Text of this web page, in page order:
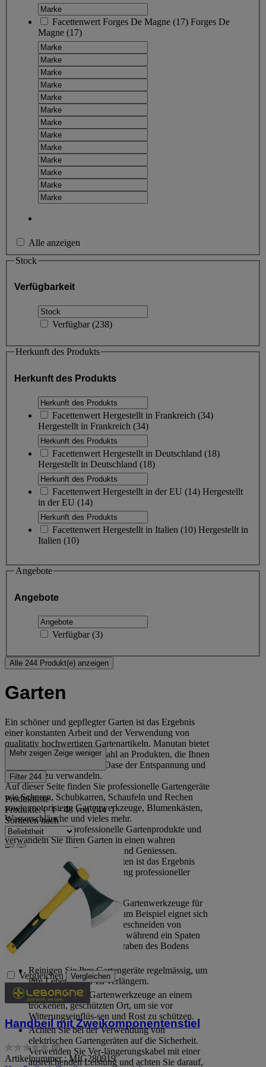
Facettenwert Forges De Magne (17) Forges De
Magne (17)
Alle anzeigen
Stock
Verfügbarkeit
Verfügbar(238)
Herkunft des Produkts
Herkunft des Produkts
Facettenwert Hergestellt in Frankreich (34)
Hergestellt in Frankreich (34)
Facettenwert Hergestellt in Deutschland (18)
Hergestellt in Deutschland (18)
Facettenwert Hergestellt in der EU (14) Hergestellt
in der EU (14)
Facettenwert Hergestellt in Italien (10) Hergestellt in
Italien (10)
Angebote
Angebote
Verfügbar(3)
Alle 244 Produkt(e) anzeigen
Garten
Ein schöner und gepflegter Garten ist das Ergebnis
einer konstanten Arbeit und der Verwendung von
qualitativ hochwertigen Gartenartikeln. Manutan bietet
eine beeindruckende Auswahl an Produkten, die Ihnen
helfen, den Garten in eine Oase der Entspannung und
Schönheit zu verwandeln.
Auf dieser Seite finden Sie professionelle Gartengeräte
wie Scheren, Schubkarren, Schaufeln und Rechen
sowie motorisierte Gartenwerkzeuge, Blumenkästen,
Wasserschläuche und vieles mehr.
Investieren Sie in professionelle Gartenprodukte und
verwandeln Sie Ihren Garten in einen wahren
Rückzugsort zum Entspannen und Geniessen.
Ein gepflegter und schöner Garten ist das Ergebnis
harter Arbeit und der Verwendung professioneller
Wählen Sie die richtigen Gartenwerkzeuge für
die jeweilige Aufgabe. Zum Beispiel eignet sich
eine Gartenschere zum Beschneiden von
Zweigen und Sträuchern, während ein Spaten
für das Graben und Umgraben des Bodens
Reinigen Sie Ihre Gartengeräte regelmässig, um
ihre Lebensdauer zu verlängern.
Lagern Sie Ihre Gartenwerkzeuge an einem
trockenen, geschützten Ort, um sie vor
Witterungseinflüs-sen und Rost zu schützen.
Achten Sie bei der Verwendung von
elektrischen Gartengeräten auf die Sicherheit.
Verwenden Sie Ver-längerungskabel mit einer
ausreichenden Leistung und achten Sie darauf,
Mehr zeigen Zeige weniger
Filter 244
Produktliste
Produkte:( 1 - 48 von 244 )
Sortieren nach
Vergleichen Vergleichen
Handbeil mit Zweikomponentenstiel
(0)
0.0
von
Artikelnummer : MIG280919